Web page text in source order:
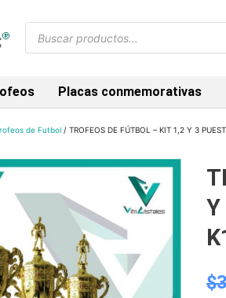
Placas conmemorativas
de Futbol / TROFEOS DE FÚTBOL – KIT 1,2 Y 3
Y
$